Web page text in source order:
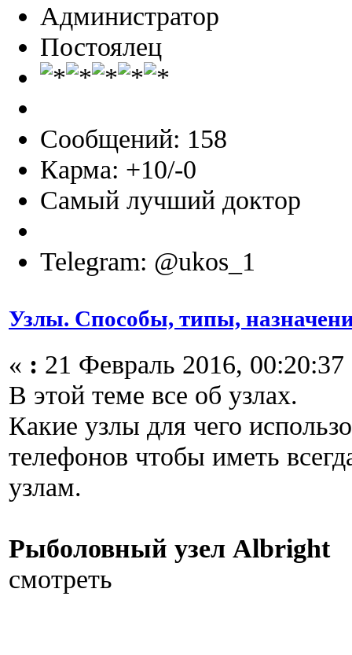
Администратор
Постоялец
Сообщений: 158
Карма: +10/-0
Самый лучший доктор
Telegram: @ukos_1
Узлы. Способы, типы,
« : 21 Февраль 2016, 00:20:37
В этой теме все об узлах.
Какие узлы для чего
телефонов чтобы иметь
узлам.
Рыболовный узел Albright
смотреть